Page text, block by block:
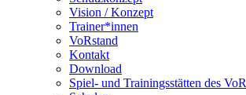
Vision / Konzept
Trainer*innen
VoRstand
Kontakt
Download
Spiel- und Trainingsstätten des VoR